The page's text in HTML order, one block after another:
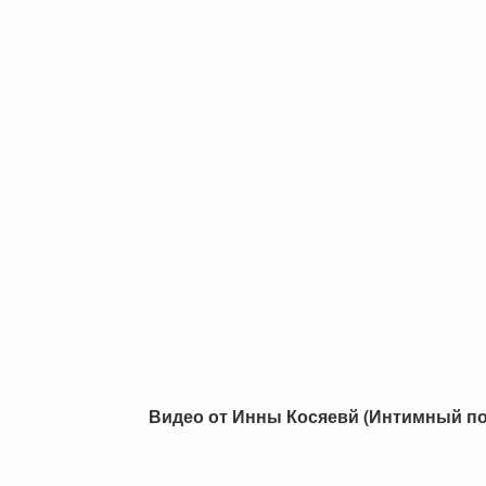
Видео от Инны Косяевй (Интимный